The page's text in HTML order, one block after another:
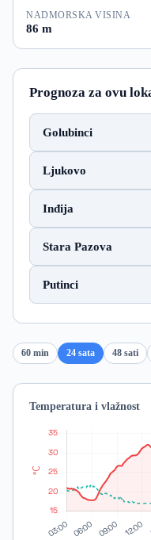
NADMORSKA VISINA
86 m
Prognoza za ovu
Golubinci
Ljukovo
Inđija
Stara Pazova
Putinci
60 min 24 sata 48 sati
Temperatura i vlažnost